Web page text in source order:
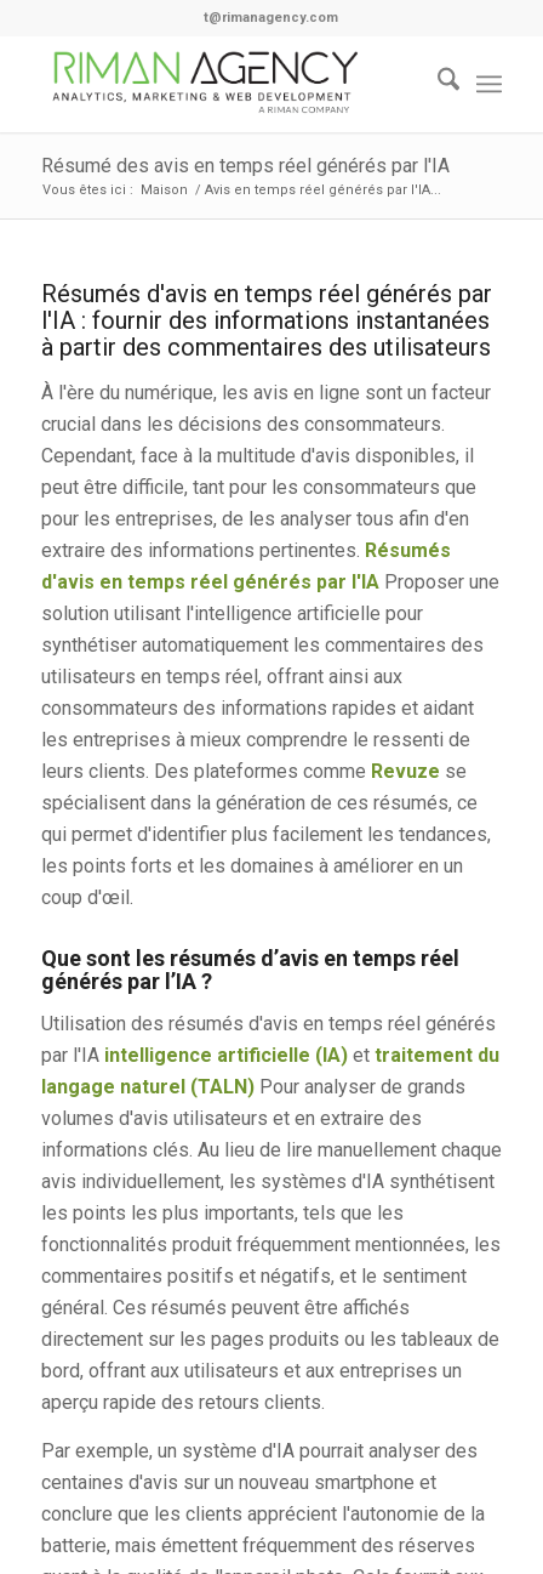
t@rimanagency.com
Résumé des avis en temps réel générés par l'IA
Vous êtes ici : Maison / Avis en temps réel générés par l'IA...
Résumés d'avis en temps réel générés par
l'IA : fournir des informations instantanées
à partir des commentaires des utilisateurs
À l'ère du numérique, les avis en ligne sont un facteur
crucial dans les décisions des consommateurs.
Cependant, face à la multitude d'avis disponibles, il
peut être difficile, tant pour les consommateurs que
pour les entreprises, de les analyser tous afin d'en
extraire des informations pertinentes. Résumés
d'avis en temps réel générés par l'IAProposer une
solution utilisant l'intelligence artificielle pour
synthétiser automatiquement les commentaires des
utilisateurs en temps réel, offrant ainsi aux
consommateurs des informations rapides et aidant
les entreprises à mieux comprendre le ressenti de
leurs clients. Des plateformes comme Revuze se
spécialisent dans la génération de ces résumés, ce
qui permet d'identifier plus facilement les tendances,
les points forts et les domaines à améliorer en un
coup d'œil.
Que sont les résumés d’avis en temps réel
générés par l’IA ?
Utilisation des résumés d'avis en temps réel générés
par l'IA intelligence artificielle (IA)et traitement du
langage naturel (TALN)Pour analyser de grands
volumes d'avis utilisateurs et en extraire des
informations clés. Au lieu de lire manuellement chaque
avis individuellement, les systèmes d'IA synthétisent
les points les plus importants, tels que les
fonctionnalités produit fréquemment mentionnées, les
commentaires positifs et négatifs, et le sentiment
général. Ces résumés peuvent être affichés
directement sur les pages produits ou les tableaux de
bord, offrant aux utilisateurs et aux entreprises un
aperçu rapide des retours clients.
Par exemple, un système d'IA pourrait analyser des
centaines d'avis sur un nouveau smartphone et
conclure que les clients apprécient l'autonomie de la
batterie, mais émettent fréquemment des réserves